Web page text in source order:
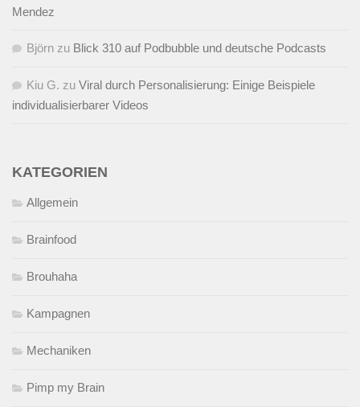
Mendez
Björn zu Blick 310 auf Podbubble und deutsche Podcasts
Kiu G. zu Viral durch Personalisierung: Einige Beispiele
individualisierbarer Videos
KATEGORIEN
Allgemein
Brainfood
Brouhaha
Kampagnen
Mechaniken
Pimp my Brain